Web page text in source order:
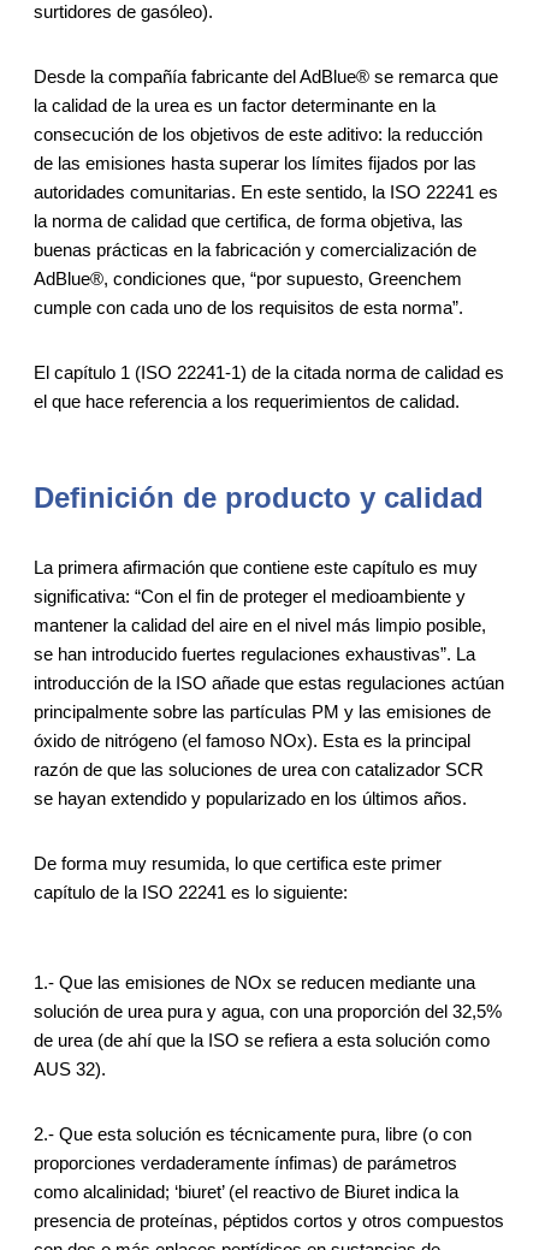
surtidores de gasóleo).
Desde la compañía fabricante del AdBlue® se remarca que
la calidad de la urea es un factor determinante en la
consecución de los objetivos de este aditivo: la reducción
de las emisiones hasta superar los límites fijados por las
autoridades comunitarias. En este sentido, la ISO 22241 es
la norma de calidad que certifica, de forma objetiva, las
buenas prácticas en la fabricación y comercialización de
AdBlue®, condiciones que, “por supuesto, Greenchem
cumple con cada uno de los requisitos de esta norma”.
El capítulo 1 (ISO 22241-1) de la citada norma de calidad es
el que hace referencia a los requerimientos de calidad.
Definición de producto y calidad
La primera afirmación que contiene este capítulo es muy
significativa: “Con el fin de proteger el medioambiente y
mantener la calidad del aire en el nivel más limpio posible,
se han introducido fuertes regulaciones exhaustivas”. La
introducción de la ISO añade que estas regulaciones actúan
principalmente sobre las partículas PM y las emisiones de
óxido de nitrógeno (el famoso NOx). Esta es la principal
razón de que las soluciones de urea con catalizador SCR
se hayan extendido y popularizado en los últimos años.
De forma muy resumida, lo que certifica este primer
capítulo de la ISO 22241 es lo siguiente:
1.- Que las emisiones de NOx se reducen mediante una
solución de urea pura y agua, con una proporción del 32,5%
de urea (de ahí que la ISO se refiera a esta solución como
AUS 32).
2.- Que esta solución es técnicamente pura, libre (o con
proporciones verdaderamente ínfimas) de parámetros
como alcalinidad; ‘biuret’ (el reactivo de Biuret indica la
presencia de proteínas, péptidos cortos y otros compuestos